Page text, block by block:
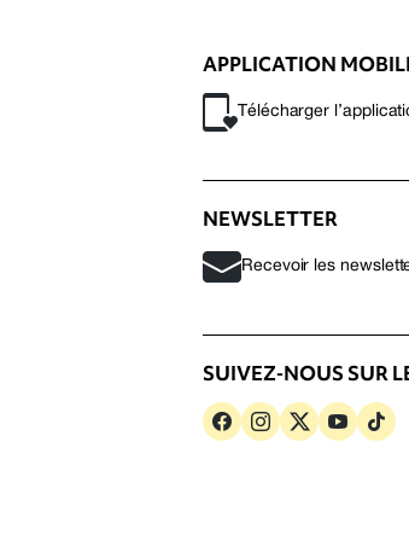
APPLICATION
Télécharger
NEWSLETTER
Recevoir les
SUIVEZ-NOUS SUR